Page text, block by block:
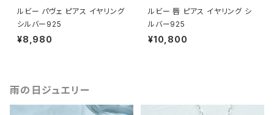
ルビー パヴェ ピアス イヤリング
シルバー925
¥8,980
ルビー 唇 ピアス イヤリング シ
ルバー925
¥10,800
雨の日ジュエリー